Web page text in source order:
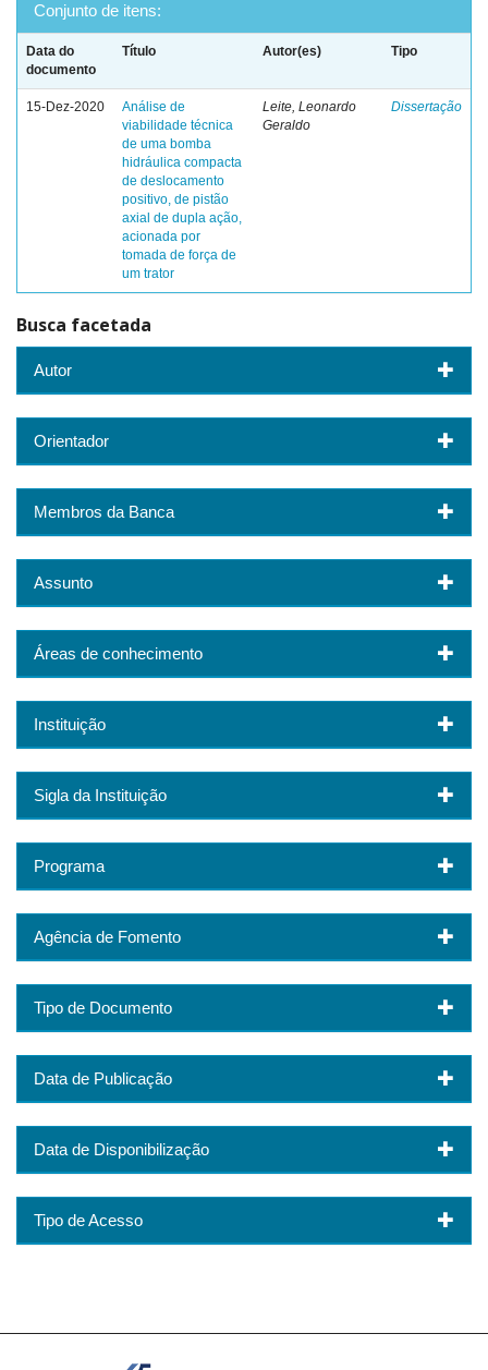
Conjunto de itens:
Data do
documento
Título Autor(es) Tipo
15-Dez-2020
Análise de
viabilidade técnica
de uma bomba
hidráulica compacta
de deslocamento
positivo, de pistão
axial de dupla ação,
acionada por
tomada de força de
um trator
Leite, Leonardo
Geraldo
Dissertação
Busca facetada
Autor
Orientador
Membros da Banca
Assunto
Áreas de conhecimento
Instituição
Sigla da Instituição
Programa
Agência de Fomento
Tipo de Documento
Data de Publicação
Data de Disponibilização
Tipo de Acesso